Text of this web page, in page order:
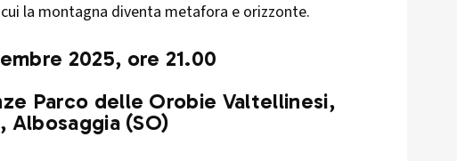
la montagna diventa metafora e orizzonte.
2025, ore 21.00
Parco delle Orobie Valtellinesi,
Albosaggia (SO)